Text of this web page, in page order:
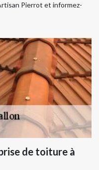
Pierrot et informez-
de toiture à